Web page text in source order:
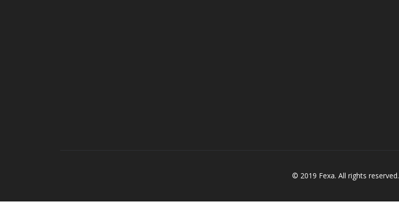
© 2019 Fexa. All rights reserved.